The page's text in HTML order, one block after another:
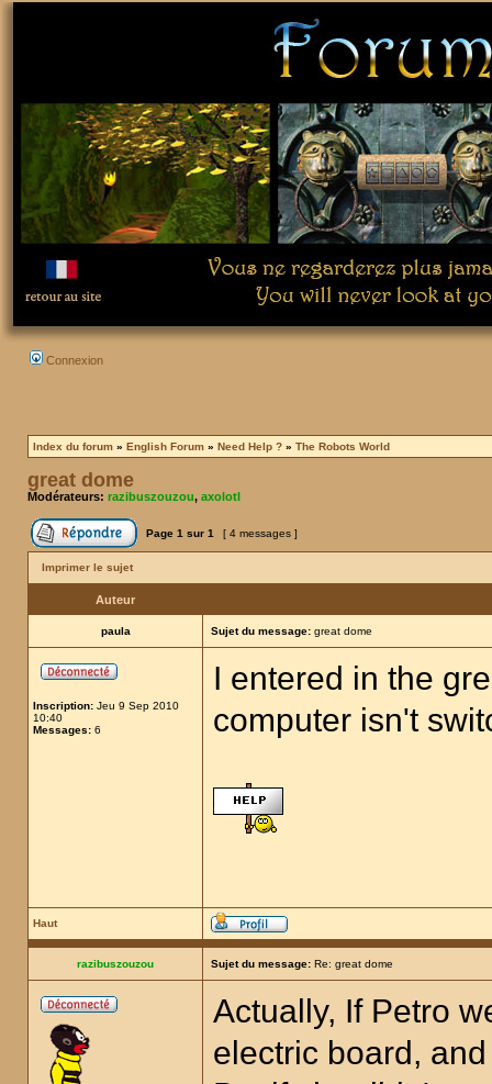
Connexion
Index du forum » English Forum » Need Help ? » The Robots World
great dome
Modérateurs: razibuszouzou, axolotl
Page 1 sur 1 [ 4 messages ]
Imprimer le sujet
Auteur
paula Sujet du message: great dome
Inscription: Jeu 9 Sep 2010
10:40
Messages: 6
I entered in the
computer isn't
Haut
razibuszouzou Sujet du message: Re: great dome
Actually, If Petro
electric board,